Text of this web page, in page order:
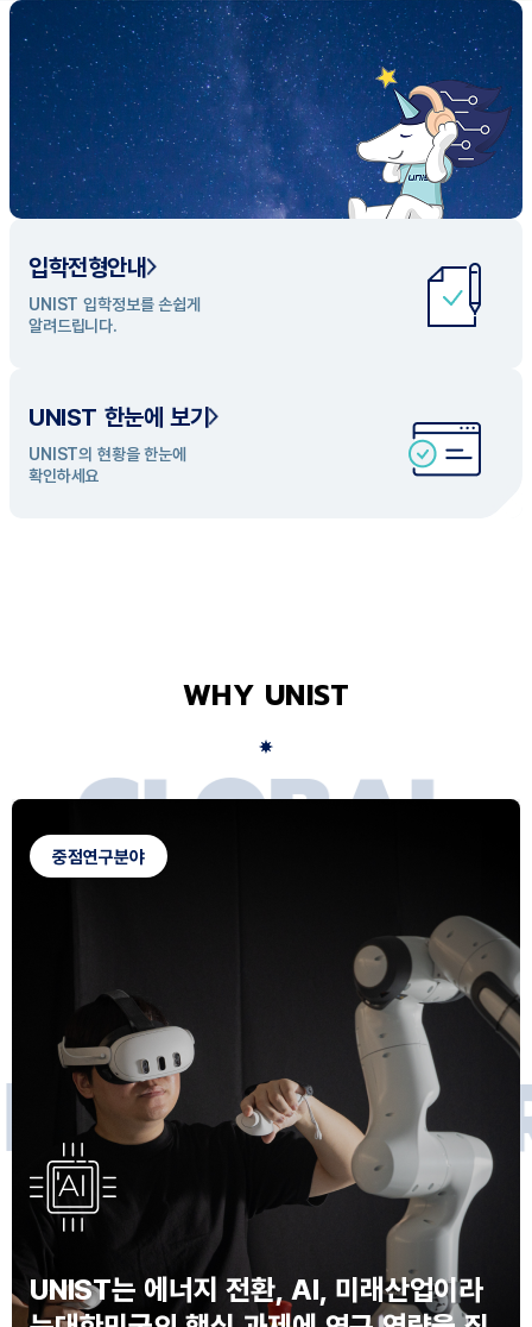
새내기학부에서
전공탐색 프로그램을 통해 나에게 맞는 최
적의 전공을 찾아보세요.
전공탐색 가이드 바로가기
UNIST 학과 소개
UNIST의 개성있는 학과들을
탐색해 보세요
입학전형안내
UNIST 입학정보를 손쉽게
알려드립니다.
UNIST 한눈에 보기
UNIST의 현황을 한눈에
확인하세요
WHY UNIST
GLOBAL
CA S
R
FU TU RE
NNOVATO
S
중점연구분야
UNIST는 에너지 전환, AI, 미래산업이라